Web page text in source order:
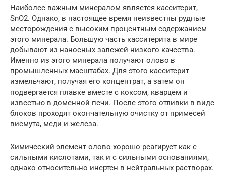
Наиболее важным минералом является касситерит,
SnO2. Однако, в настоящее время неизвестны рудные
месторождения с высоким процентным содержанием
этого минерала. Большую часть касситерита в мире
добывают из наносных залежей низкого качества.
Именно из этого минерала получают олово в
промышленных масштабах. Для этого касситерит
измельчают, получая его концентрат, а затем он
подвергается плавке вместе с коксом, кварцем и
известью в доменной печи. После этого отливки в виде
блоков проходят окончательную очистку от примесей
висмута, меди и железа.
Химический элемент олово хорошо реагирует как с
сильными кислотами, так и с сильными основаниями,
однако относительно инертен в нейтральных растворах.